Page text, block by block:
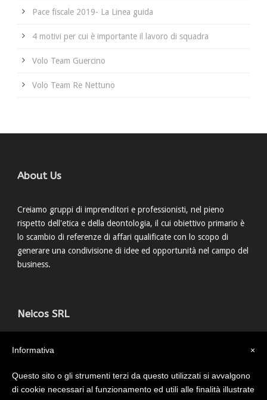
Pace fiscale 2019- La Linea guida
4 motivi per cui è importante il lavoro di squadra
Volo Team Guercino
Volo Team Re Nettuno
About Us
Creiamo gruppi di imprenditori e professionisti, nel pieno
rispetto dell'etica e della deontologia, il cui obiettivo primario è
lo scambio di referenze di affari qualificate con lo scopo di
generare una condivisione di idee ed opportunità nel campo del
business.
Neicos SRL
info@neicos.it
×
Informativa
Questo sito o gli strumenti terzi da questo utilizzati si avvalgono
di cookie necessari al funzionamento ed utili alle finalità illustrate